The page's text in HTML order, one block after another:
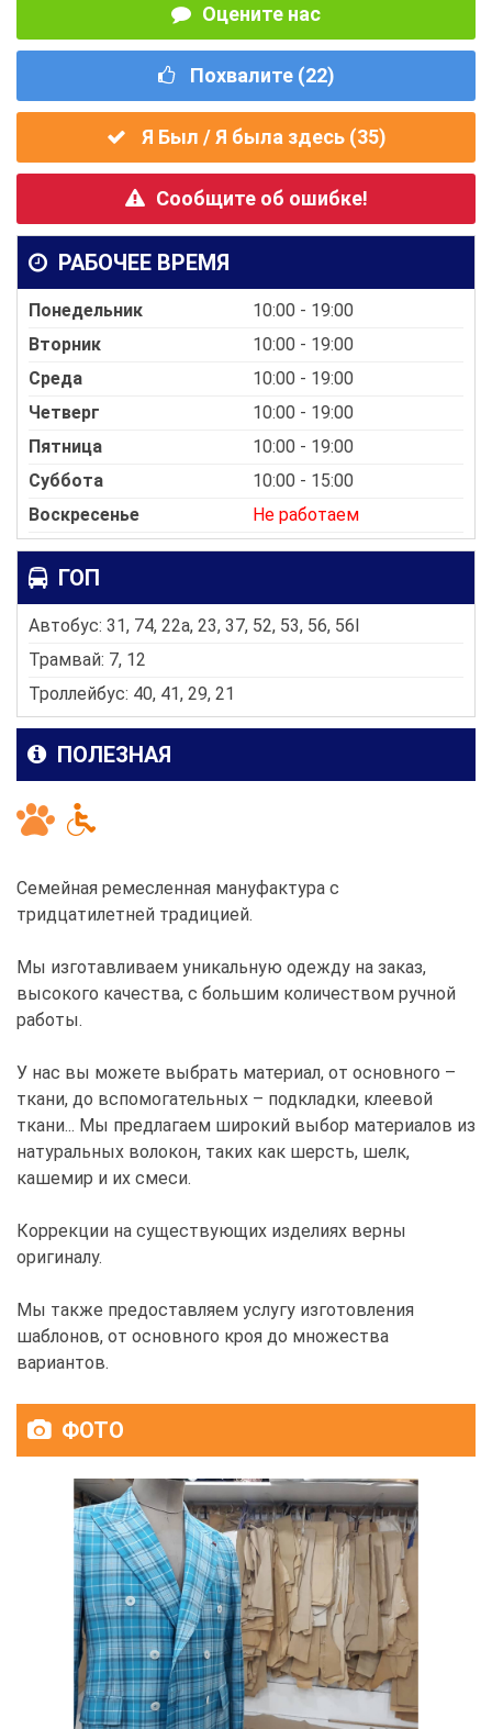
Оцените нас
Похвалите (22)
Я Был / Я была здесь (35)
Сообщите об ошибке!
РАБОЧЕЕ ВРЕМЯ
Понедельник
10:00 - 19:00
Вторник
10:00 - 19:00
Среда
10:00 - 19:00
Четверг
10:00 - 19:00
Пятница
10:00 - 19:00
Суббота
10:00 - 15:00
Воскресенье
Не работаем
ГОП
Автобус: 31, 74, 22a, 23, 37, 52, 53, 56, 56l
Трамвай: 7, 12
Троллейбус: 40, 41, 29, 21
ПОЛЕЗНАЯ
Семейная ремесленная мануфактура с
тридцатилетней традицией.
Мы изготавливаем уникальную одежду на заказ,
высокого качества, с большим количеством ручной
работы.
У нас вы можете выбрать материал, от основного –
ткани, до вспомогательных – подкладки, клеевой
ткани... Мы предлагаем широкий выбор материалов из
натуральных волокон, таких как шерсть, шелк,
кашемир и их смеси.
Коррекции на существующих изделиях верны
оригиналу.
Мы также предоставляем услугу изготовления
шаблонов, от основного кроя до множества
вариантов.
ФОТО